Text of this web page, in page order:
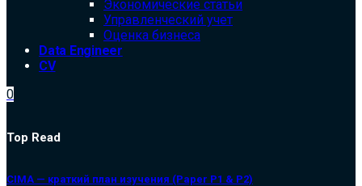
Экономические статьи
Управленческий учет
Оценка бизнеса
Data Engineer
CV
0
Top Read
CIMA — краткий план изучения (Paper P1 & P2)